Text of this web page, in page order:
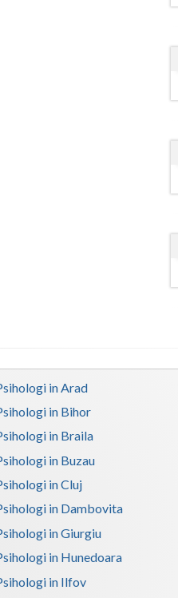
in Arad
in Bihor
in Braila
in Buzau
in Cluj
in Dambovita
in Giurgiu
in Hunedoara
in Ilfov